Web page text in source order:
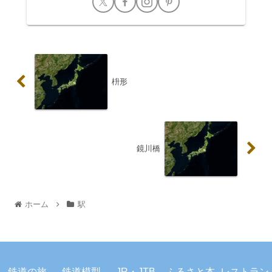
枡形
鏡川橋
ホーム 駅
プライバシーポリシー お問い合わせ